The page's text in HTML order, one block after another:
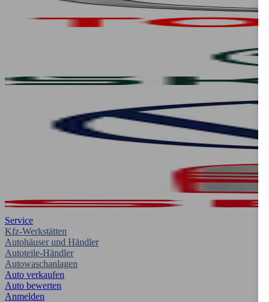
Service
Kfz-Werkstätten
Autohäuser und Händler
Autoteile-Händler
Autowaschanlagen
Auto verkaufen
Auto bewerten
Anmelden